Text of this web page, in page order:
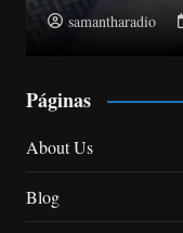
samantharadio
Páginas
About Us
Blog